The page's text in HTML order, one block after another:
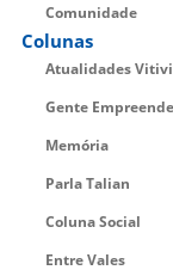
Comunidade
Colunas
Atualidades
Gente
Memória
Parla Talian
Coluna Social
Entre Vales